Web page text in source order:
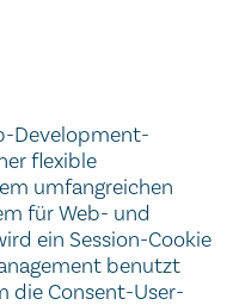
Development-
flexible
umfangreichen
für Web- und
ein Session-Cookie
benutzt
die Consent-User-